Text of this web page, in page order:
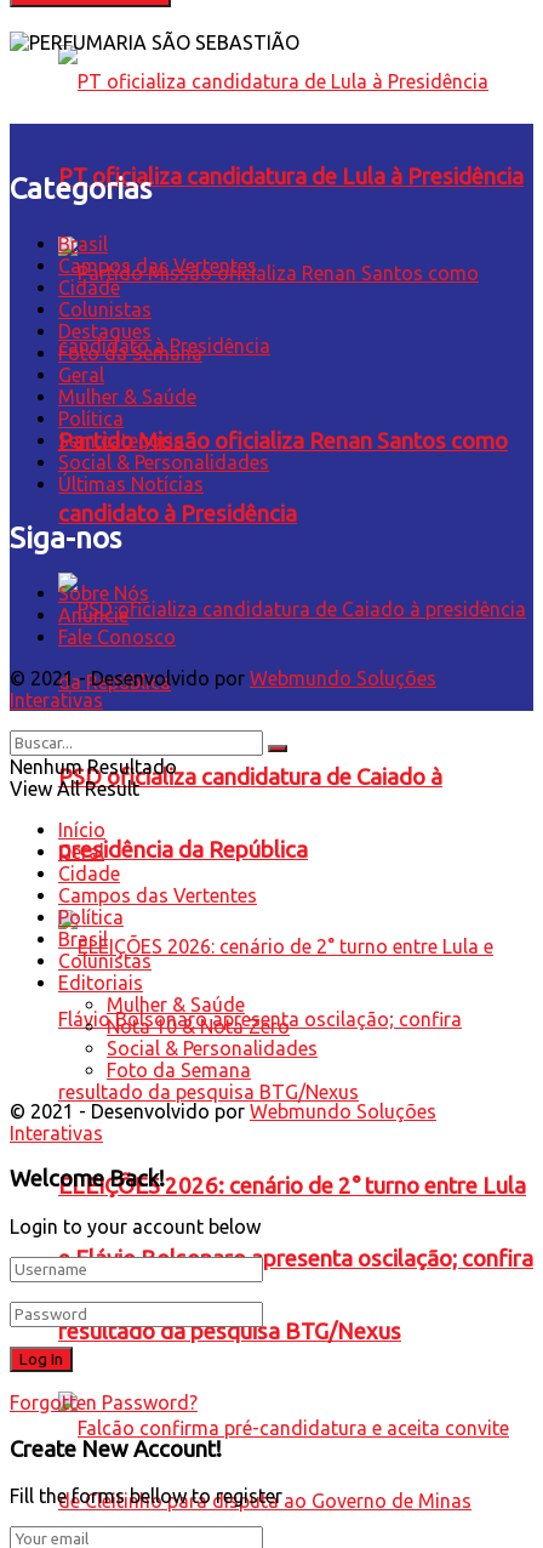
PT oficializa candidatura de Lula à Presidência
Partido Missão oficializa Renan Santos como
candidato à Presidência
PSD oficializa candidatura de Caiado à
presidência da República
ELEIÇÕES 2026: cenário de 2° turno entre Lula
e Flávio Bolsonaro apresenta oscilação; confira
resultado da pesquisa BTG/Nexus
Categorias
Brasil
Campos das Vertentes
Cidade
Colunistas
Destaques
Foto da Semana
Geral
Mulher & Saúde
Política
Sem categoria
Social & Personalidades
Últimas Notícias
Siga-nos
Sobre Nós
Anuncie
Fale Conosco
© 2021 - Desenvolvido por Webmundo Soluções
Interativas
Nenhum Resultado
View All Result
Início
Geral
Cidade
Campos das Vertentes
Política
Brasil
Colunistas
Editoriais
Mulher & Saúde
Nota 10 & Nota Zero
Social & Personalidades
Foto da Semana
© 2021 - Desenvolvido por Webmundo Soluções
Interativas
Welcome Back!
Login to your account below
Forgotten Password?
Create New Account!
Fill the forms bellow to register